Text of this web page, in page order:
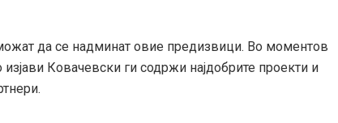
да се надминат овие предизвици. Во моментов
Ковачевски ги содржи најдобрите проекти и